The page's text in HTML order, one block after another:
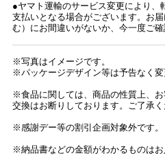
●ヤマト運輸のサービス変更により、
支払いとなる場合がございます。お
む）にお間違いがないか、今一度ご確
※写真はイメージです。
※パッケージデザイン等は予告なく変
※食品に関しては、商品の性質上、
交換はお断りしております。ご了承く
※感謝デー等の割引企画対象外です。
※納品書などの金額がわかるものはお